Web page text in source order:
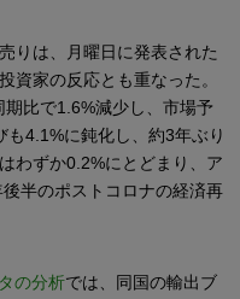
りは、月曜日に発表された
資家の反応とも重なった。
比で1.6%減少し、市場予
4.1%に鈍化し、約3年ぶり
わずか0.2%にとどまり、ア
半のポストコロナの経済再
の分析では、同国の輸出ブ